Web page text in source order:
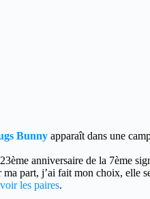
Bunny apparaît dans une
anniversaire de la 7ème
part, j’ai fait mon choix, elle
les paires.